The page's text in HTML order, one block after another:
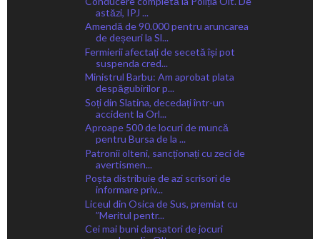
astăzi, IPJ ...
Amendă de 90.000 pentru aruncarea
de deșeuri la Sl...
Fermierii afectați de secetă își pot
suspenda cred...
Ministrul Barbu: Am aprobat plata
despăgubirilor p...
Soți din Slatina, decedați într-un
accident la Orl...
Aproape 500 de locuri de muncă
pentru Bursa de la ...
Patronii olteni, sancționați cu zeci de
avertismen...
Poșta distribuie de azi scrisori de
informare priv...
Liceul din Osica de Sus, premiat cu
”Meritul pentr...
Cei mai buni dansatori de jocuri